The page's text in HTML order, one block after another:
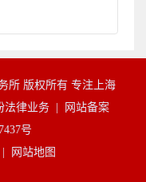
所 版权所有 专注上海
法律业务 |
网站备案
号
|
网站地图